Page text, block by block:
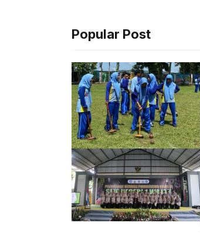
e
o
o
k
t
e
r
t
A
p
p
r
a
m
Popular Post